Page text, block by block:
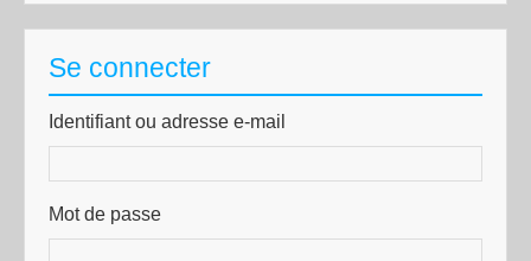
Se connecter
Identifiant ou adresse e-mail
Mot de passe